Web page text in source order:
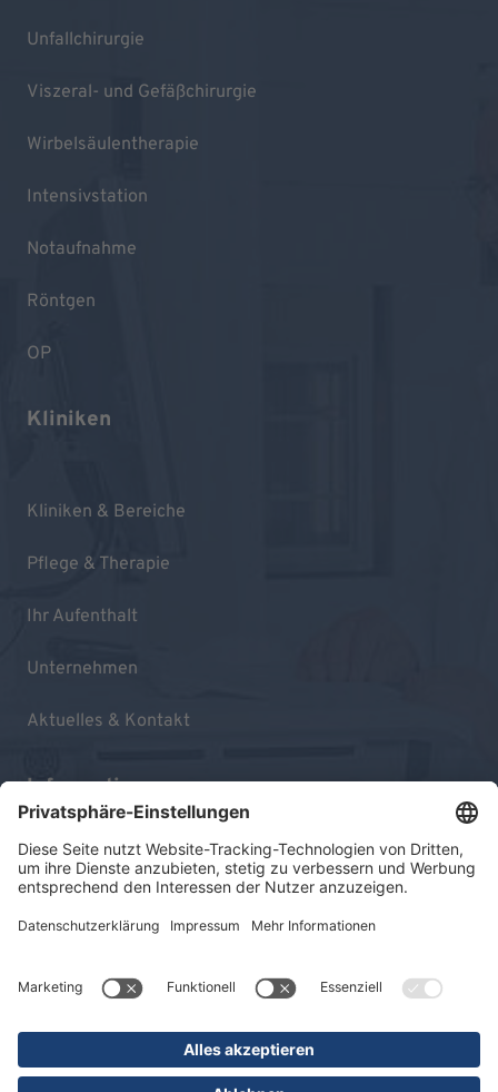
Unfallchirurgie
Viszeral- und Gefäßchirurgie
Wirbelsäulentherapie
Intensivstation
Notaufnahme
Röntgen
OP
Kliniken
Kliniken & Bereiche
Pflege & Therapie
Ihr Aufenthalt
Unternehmen
Aktuelles & Kontakt
Informationen
Impressum